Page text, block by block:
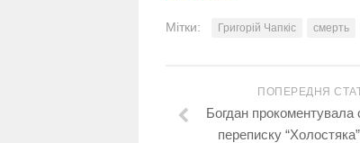
Мітки: Григорій Чапкіс смерть
ПОПЕРЕДНЯ
Богдан прокоментувала
переписку